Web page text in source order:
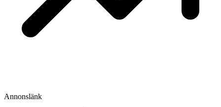
Annonslänk